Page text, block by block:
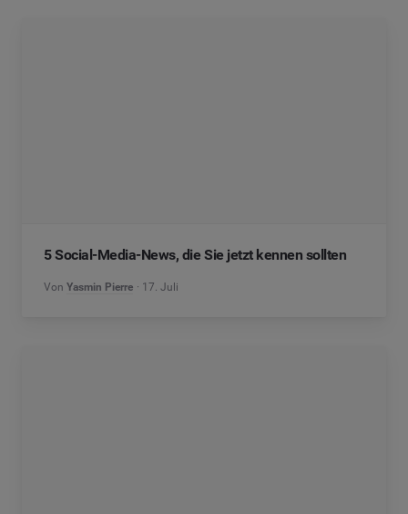
5 Social-Media-News, die Sie jetzt kennen sollten
Von Yasmin Pierre 17. Juli